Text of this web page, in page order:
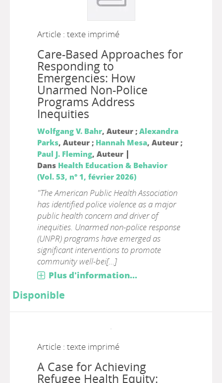
Article : texte imprimé
Care-Based Approaches for
Responding to
Emergencies: How
Unarmed Non-Police
Programs Address
Inequities
Wolfgang V. Bahr, Auteur ; Alexandra
Parks, Auteur ; Hannah Mesa, Auteur ;
Paul J. Fleming, Auteur |
Dans Health Education & Behavior
(Vol. 53, n° 1, février 2026)
"The American Public Health Association
has identified police violence as a major
public health concern and driver of
inequities. Unarmed non-police response
(UNPR) programs have emerged as
significant interventions to promote
community well-bei[...]
Plus d'information...
Disponible
Article : texte imprimé
A Case for Achieving
Refugee Health Equity: